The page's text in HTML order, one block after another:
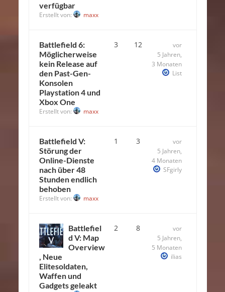
verfügbar
Erstellt von: maxx
Battlefield 6:
Möglicherweise
kein Release auf
den Past-Gen-
Konsolen
Playstation 4 und
Xbox One
Erstellt von: maxx
3 12
vor
5 Jahren,
3 Monaten
List
Battlefield V:
Störung der
Online-Dienste
nach über 48
Stunden endlich
behoben
Erstellt von: maxx
1 3
vor
5 Jahren,
4 Monaten
SFgirly
Battlefiel
d V: Map
Overview
, Neue
Elitesoldaten,
Waffen und
Gadgets geleakt
2 8
vor
5 Jahren,
5 Monaten
ilias